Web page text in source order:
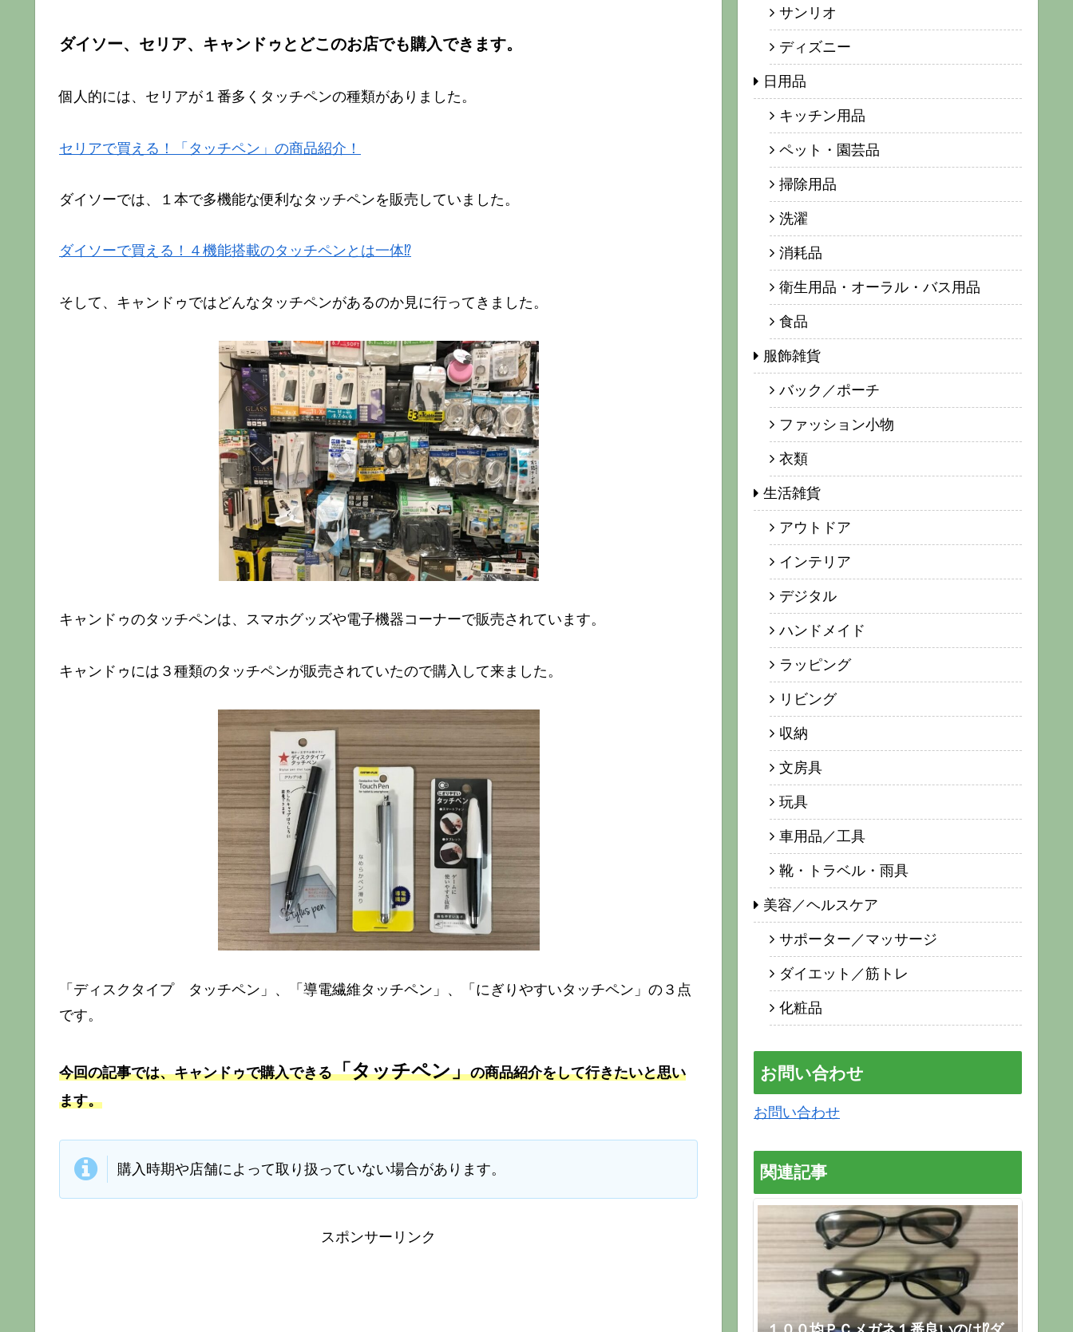
ダイソー、セリア、キャンドゥとどこのお店でも購入できます。
個人的には、セリアが１番多くタッチペンの種類がありました。
セリアで買える！「タッチペン」の商品紹介！
ダイソーでは、１本で多機能な便利なタッチペンを販売していました。
ダイソーで買える！４機能搭載のタッチペンとは一体⁉
そして、キャンドゥではどんなタッチペンがあるのか見に行ってきました。
キャンドゥのタッチペンは、スマホグッズや電子機器コーナーで販売されています。
キャンドゥには３種類のタッチペンが販売されていたので購入して来ました。
「ディスクタイプ タッチペン」、「導電繊維タッチペン」、「にぎりやすいタッチペン」の３点
です。
今回の記事では、キャンドゥで購入できる「タッチペン」の商品紹介をして行きたいと思い
ます。
購入時期や店舗によって取り扱っていない場合があります。
スポンサーリンク
サンリオ
ディズニー
日用品
キッチン用品
ペット・園芸品
掃除用品
洗濯
消耗品
衛生用品・オーラル・バス用品
食品
服飾雑貨
バック／ポーチ
ファッション小物
衣類
生活雑貨
アウトドア
インテリア
デジタル
ハンドメイド
ラッピング
リビング
収納
文房具
玩具
車用品／工具
靴・トラベル・雨具
美容／ヘルスケア
サポーター／マッサージ
ダイエット／筋トレ
化粧品
お問い合わせ
お問い合わせ
関連記事